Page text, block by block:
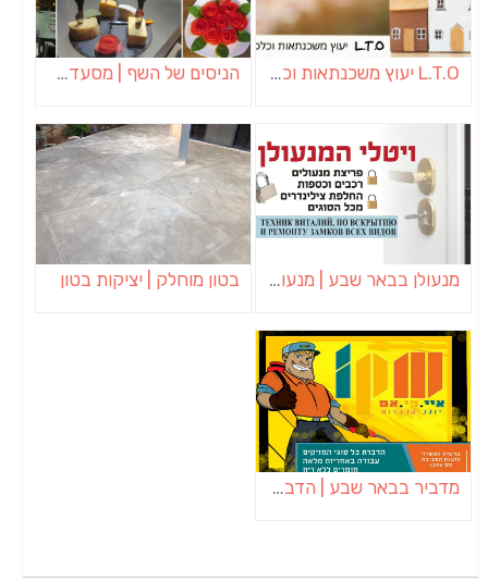
L.T.O יעוץ משכנתאות וכלכלת משפחה | יועץ משכנתאות באשכול הניסים של השף | מסעדת שף בבית | ארוחות גורמה
מנעולן בבאר שבע | מנעולן באופקים | ויטלי המנעולן בטון מוחלק | יציקות בטון
מדביר בבאר שבע | הדברה בבאר שבע | יוגב הדברות